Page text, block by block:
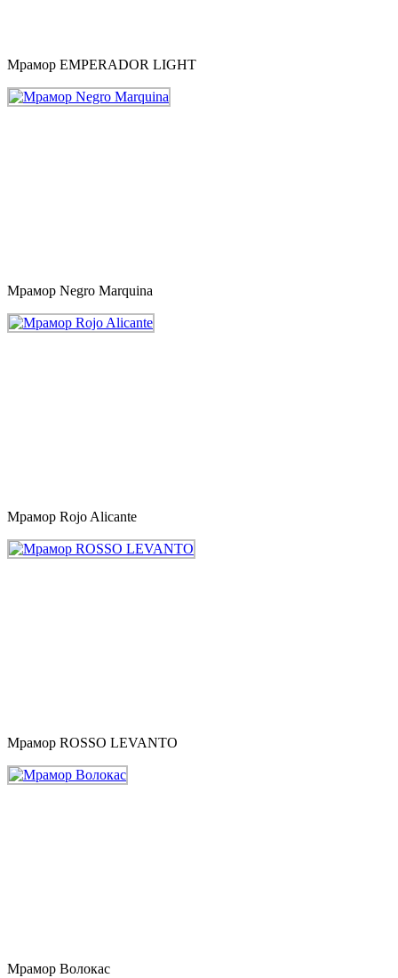
Мрамор EMPERADOR LIGHT
Мрамор Negro Marquina
Мрамор Rojo Alicante
Мрамор ROSSO LEVANTO
Мрамор Волокас